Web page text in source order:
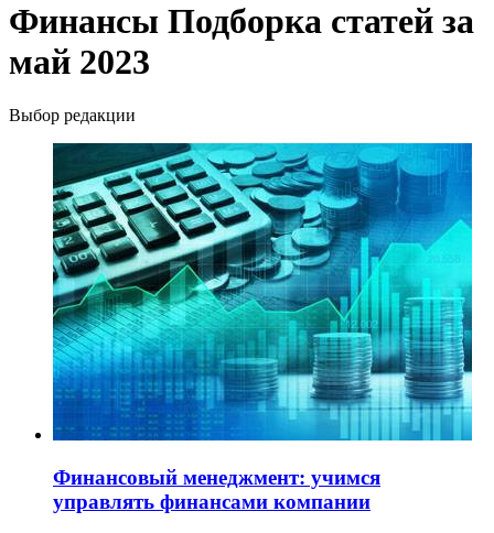
Финансы Подборка статей за
май 2023
Выбор редакции
Финансовый менеджмент: учимся
управлять финансами компании